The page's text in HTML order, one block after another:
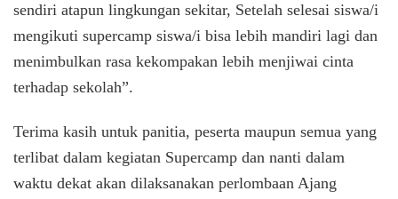
sendiri atapun lingkungan sekitar, Setelah selesai siswa/i
mengikuti supercamp siswa/i bisa lebih mandiri lagi dan
menimbulkan rasa kekompakan lebih menjiwai cinta
terhadap sekolah”.
Terima kasih untuk panitia, peserta maupun semua yang
terlibat dalam kegiatan Supercamp dan nanti dalam
waktu dekat akan dilaksanakan perlombaan Ajang